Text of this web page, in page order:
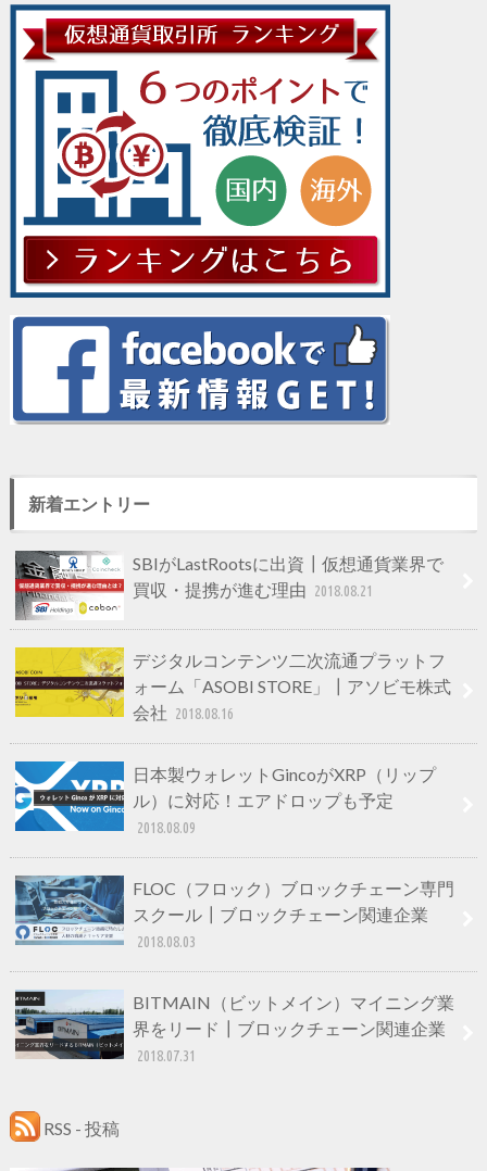
新着エントリー
SBIがLastRootsに出資┃仮想通貨業界で
買収・提携が進む理由 2018.08.21
デジタルコンテンツ二次流通プラットフ
ォーム「ASOBI STORE」┃アソビモ株式
会社 2018.08.16
日本製ウォレットGincoがXRP（リップ
ル）に対応！エアドロップも予定
2018.08.09
FLOC（フロック）ブロックチェーン専門
スクール┃ブロックチェーン関連企業
2018.08.03
BITMAIN（ビットメイン）マイニング業
界をリード┃ブロックチェーン関連企業
2018.07.31
RSS - 投稿